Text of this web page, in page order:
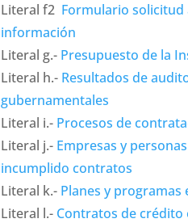
Literal f2 Formulario solicitud
información
Literal g.- Presupuesto de la
Literal h.- Resultados de
gubernamentales
Literal i.- Procesos de
Literal j.- Empresas y
incumplido contratos
Literal k.- Planes y programas
Literal l.- Contratos de crédito